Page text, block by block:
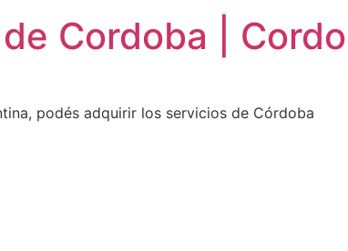
Cordoba |
podés adquirir los servicios de Córdoba